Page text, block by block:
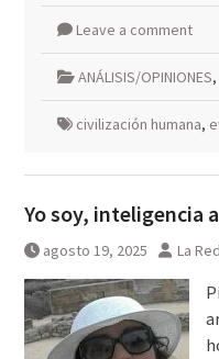
Leave a comment
ANÁLISIS/OPINIONES,
civilización humana,
Yo soy, inteligencia
agosto 19, 2025 La